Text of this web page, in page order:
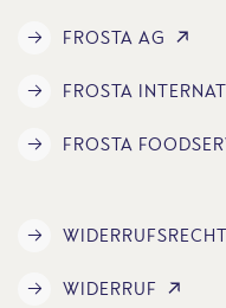
FROSTA AG
FROSTA
FROSTA
WIDERRUFSRECHT
WIDERRUF